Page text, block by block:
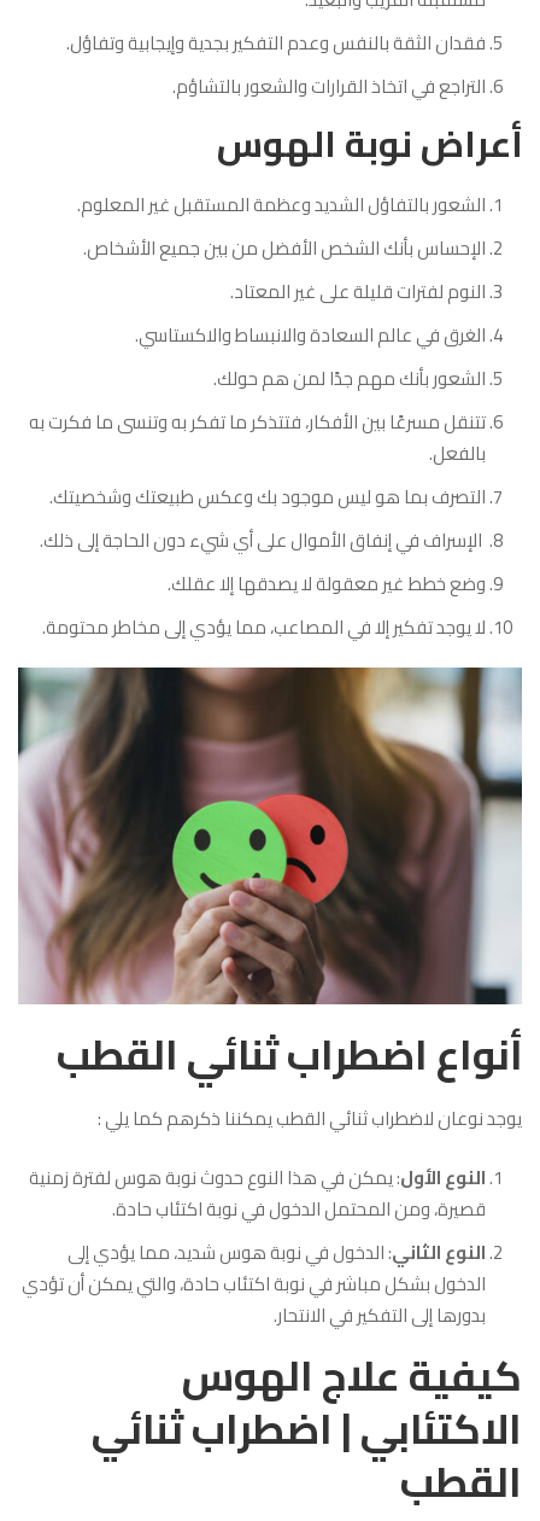
فقدان الثقة بالنفس وعدم التفكير بجدية وإيجابية وتفاؤل.
التراجع في اتخاذ القرارات والشعور بالتشاؤم.
أعراض نوبة الهوس
الشعور بالتفاؤل الشديد وعظمة المستقبل غير المعلوم.
الإحساس بأنك الشخص الأفضل من بين جميع الأشخاص.
النوم لفترات قليلة على غير المعتاد.
الغرق في عالم السعادة والانبساط والاكستاسي.
الشعور بأنك مهم جدًا لمن هم حولك.
تتنقل مسرعًا بين الأفكار، فتتذكر ما تفكر به وتنسى ما فكرت به
بالفعل.
التصرف بما هو ليس موجود بك وعكس طبيعتك وشخصيتك.
الإسراف في إنفاق الأموال على أي شيء دون الحاجة إلى ذلك.
وضع خطط غير معقولة لا يصدقها إلا عقلك.
لا يوجد تفكير إلا في المصاعب، مما يؤدي إلى مخاطر محتومة.
أنواع اضطراب ثنائي القطب
يوجد نوعان لاضطراب ثنائي القطب يمكننا ذكرهم كما يلي :
النوع الأول: يمكن في هذا النوع حدوث نوبة هوس لفترة زمنية
قصيرة، ومن المحتمل الدخول في نوبة اكتئاب حادة.
النوع الثاني: الدخول في نوبة هوس شديد، مما يؤدي إلى
الدخول بشكل مباشر في نوبة اكتئاب حادة، والتي يمكن أن تؤدي
بدورها إلى التفكير في الانتحار.
كيفية علاج الهوس
الاكتئابي | اضطراب ثنائي
القطب